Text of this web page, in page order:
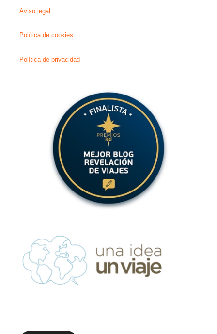
Aviso legal
Política de cookies
Política de privacidad